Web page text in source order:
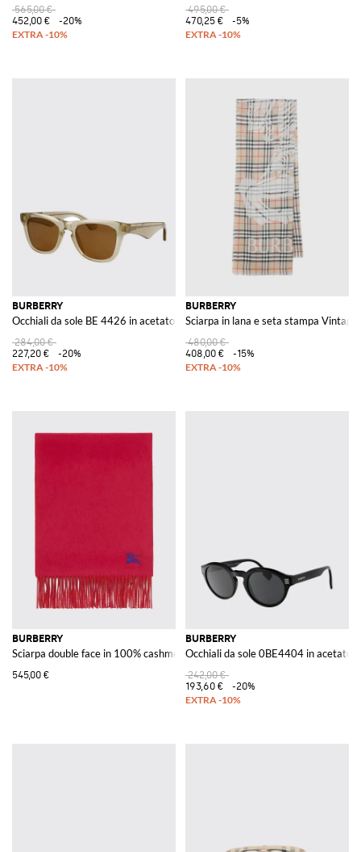
565,00 €
452,00 €
-20%
495,00 €
470,25 €
-5%
BURBERRY
Occhiali da sole BE 4426 in acetato
284,00 €
227,20 €
-20%
BURBERRY
Sciarpa in lana e seta stampa Vintage
480,00 €
408,00 €
-15%
BURBERRY
Sciarpa double face in 100% cashmere con logo EKD ricamato
545,00 €
BURBERRY
Occhiali da sole 0BE4404 in acetato
242,00 €
193,60 €
-20%